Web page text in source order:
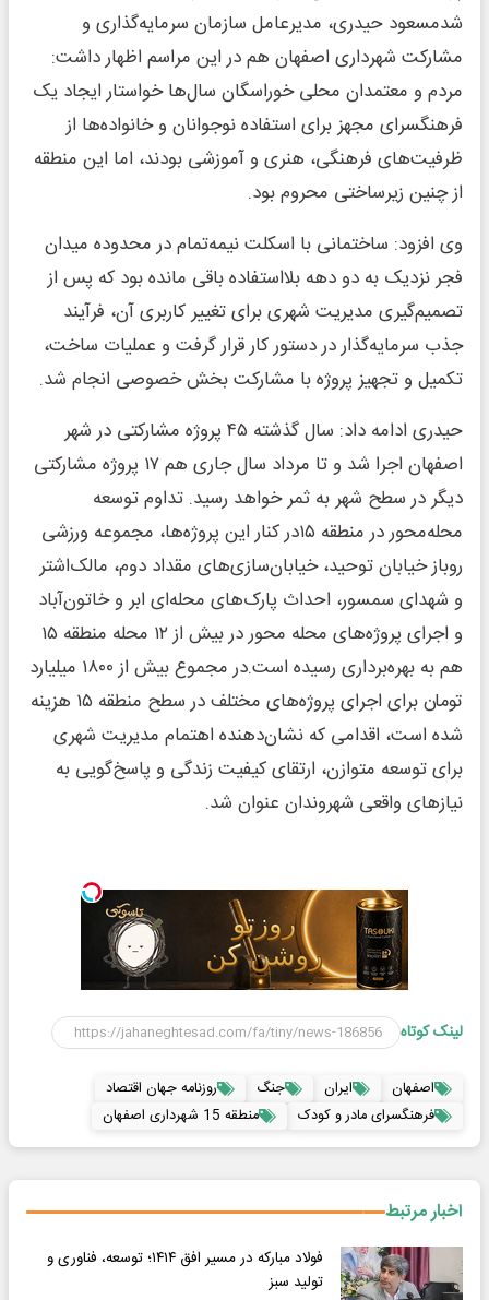
شدمسعود حیدری، مدیرعامل سازمان سرمایه‌گذاری و
مشارکت شهرداری اصفهان هم در این مراسم اظهار داشت:
مردم و معتمدان محلی خوراسگان سال‌ها خواستار ایجاد یک
فرهنگسرای مجهز برای استفاده نوجوانان و خانواده‌ها از
ظرفیت‌های فرهنگی، هنری و آموزشی بودند، اما این منطقه
از چنین زیرساختی محروم بود.
وی افزود: ساختمانی با اسکلت نیمه‌تمام در محدوده میدان
فجر نزدیک به دو دهه بلااستفاده باقی مانده بود که پس از
تصمیم‌گیری مدیریت شهری برای تغییر کاربری آن، فرآیند
جذب سرمایه‌گذار در دستور کار قرار گرفت و عملیات ساخت،
تکمیل و تجهیز پروژه با مشارکت بخش خصوصی انجام شد.
حیدری ادامه داد: سال گذشته ۴۵ پروژه مشارکتی در شهر
اصفهان اجرا شد و تا مرداد سال جاری هم ۱۷ پروژه مشارکتی
دیگر در سطح شهر به ثمر خواهد رسید. تداوم توسعه
محله‌محور در منطقه ۱۵در کنار این پروژه‌ها، مجموعه ورزشی
روباز خیابان توحید، خیابان‌سازی‌های مقداد دوم، مالک‌اشتر
و شهدای سمسور، احداث پارک‌های محله‌ای ابر و خاتون‌آباد
و اجرای پروژه‌های محله محور در بیش از ۱۲ محله منطقه ۱۵
هم به بهره‌برداری رسیده است.در مجموع بیش از ۱۸۰۰ میلیارد
تومان برای اجرای پروژه‌های مختلف در سطح منطقه ۱۵ هزینه
شده است، اقدامی که نشان‌دهنده اهتمام مدیریت شهری
برای توسعه متوازن، ارتقای کیفیت زندگی و پاسخ‌گویی به
نیازهای واقعی شهروندان عنوان شد.
لینک کوتاه
اصفهان ایران جنگ
روزنامه جهان اقتصاد
فرهنگسرای مادر و کودک
منطقه 15 شهرداری اصفهان
اخبار مرتبط
فولاد مبارکه در مسیر افق ۱۴۱۴؛ توسعه، فناوری و
تولید سبز